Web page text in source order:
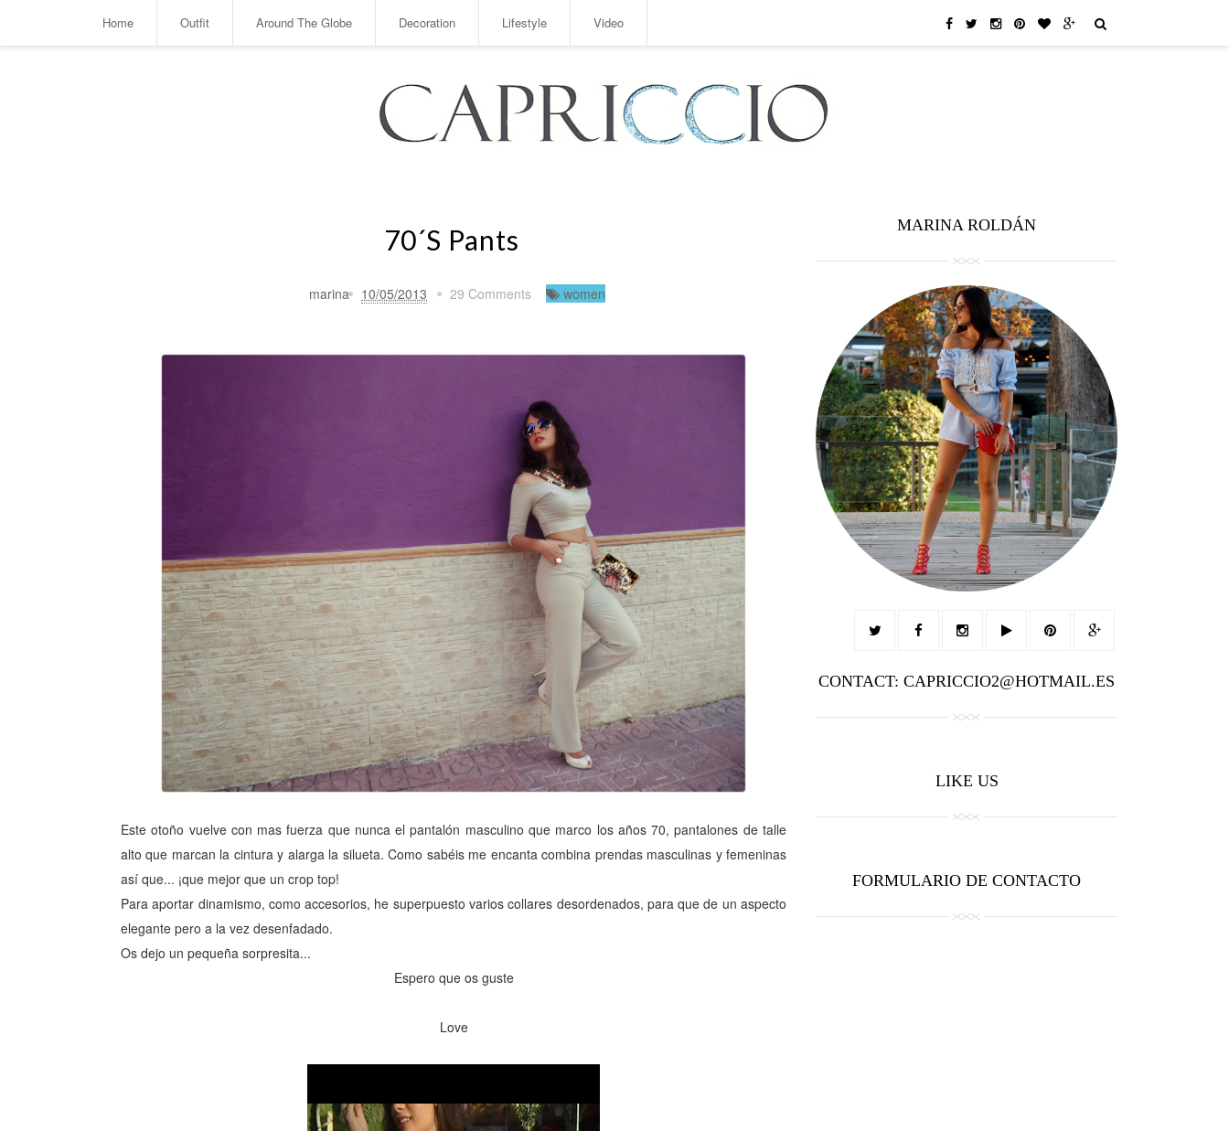
Home Outfit Around The Globe Decoration Lifestyle Video
70´s Pants
marina 10/05/2013 29 Comments women
Este otoño vuelve con mas fuerza que nunca el pantalón masculino que marco los años 70, pantalones de talle
alto que marcan la cintura y alarga la silueta. Como sabéis me encanta combina prendas masculinas y femeninas
así que... ¡que mejor que un crop top!
Para aportar dinamismo, como accesorios, he superpuesto varios collares desordenados, para que de un aspecto
elegante pero a la vez desenfadado.
Os dejo un pequeña sorpresita...
Espero que os guste
Love
MARINA ROLDÁN
CONTACT: CAPRICCIO2@HOTMAIL.ES
LIKE US
FORMULARIO DE CONTACTO